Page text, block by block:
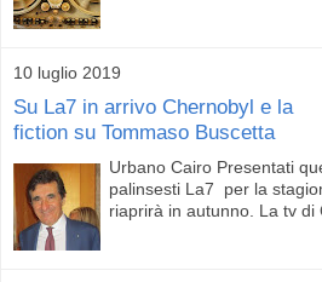
10 luglio 2019
Su La7 in arrivo Chernobyl e la
fiction su Tommaso Buscetta
Urbano Cairo Presentati
palinsesti La7 per la
riaprirà in autunno. La tv di